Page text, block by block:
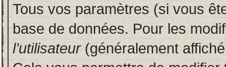
Tous vos paramètres (si vous
base de données. Pour les
l’utilisateur(généralement